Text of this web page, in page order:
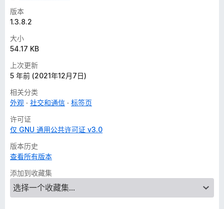
版本
1.3.8.2
大小
54.17 KB
上次更新
5 年前 (2021年12月7日)
相关分类
外观
社交和通信
标签页
许可证
仅 GNU 通用公共许可证 v3.0
版本历史
查看所有版本
添加到收藏集